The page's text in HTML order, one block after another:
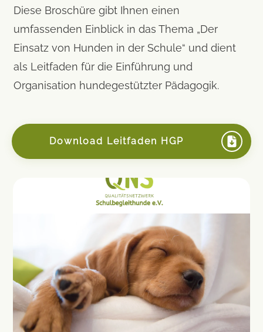
Diese Broschüre gibt Ihnen einen
umfassenden Einblick in das Thema „Der
Einsatz von Hunden in der Schule“ und dient
als Leitfaden für die Einführung und
Organisation hundegestützter Pädagogik.
Download Leitfaden HGP